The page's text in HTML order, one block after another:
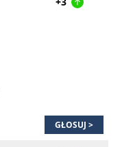
GŁOSUJ >